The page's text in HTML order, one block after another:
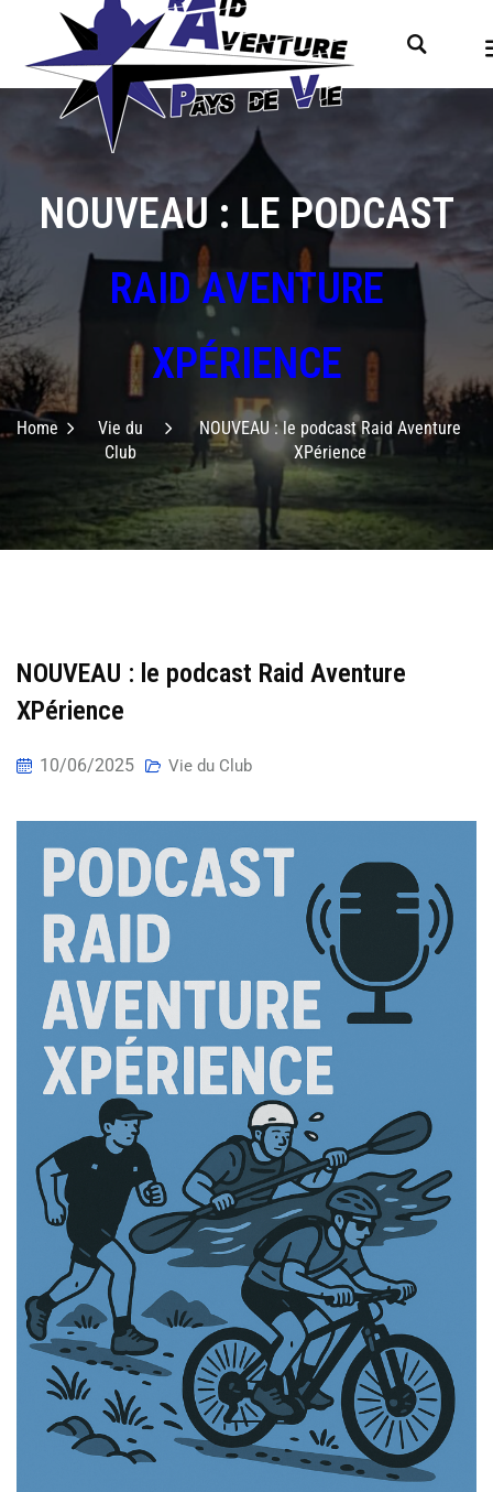
NOUVEAU : LE PODCAST
RAID AVENTURE
XPÉRIENCE
Home
Vie du
Club
NOUVEAU : le podcast Raid Aventure
XPérience
NOUVEAU : le podcast Raid Aventure
XPérience
10/06/2025 Vie du Club